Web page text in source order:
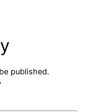
published.